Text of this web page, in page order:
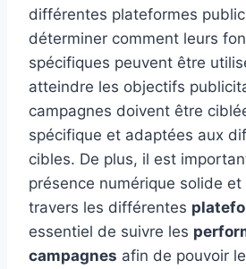
différentes plateformes
déterminer comment leurs
spécifiques peuvent être
atteindre les objectifs
campagnes doivent être
spécifique et adaptées aux
cibles. De plus, il est
présence numérique solide
travers les différentes
essentiel de suivre les
campagnes afin de pouvoir